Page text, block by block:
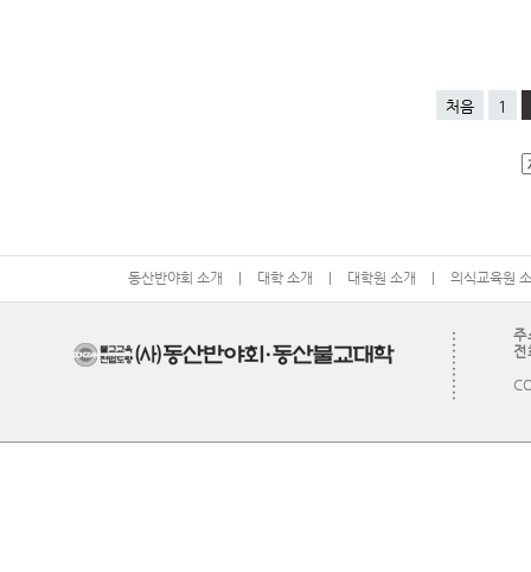
처음 1
동산반야회 소개 대학 소개 대학원 소개 의식교육원